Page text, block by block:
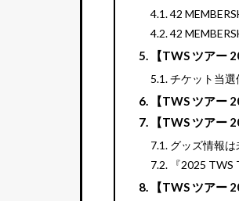
42
42
【TWS ツアー
チケット当選
【TWS ツアー
【TWS ツアー
グッズ情報は
『2025
【TWS ツアー